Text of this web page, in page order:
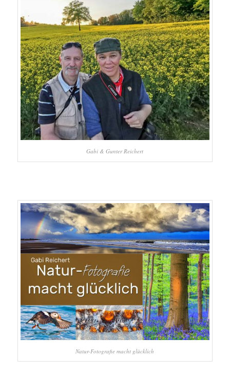
Gabi & Gunter Reichert
Natur-Fotografie macht glücklich